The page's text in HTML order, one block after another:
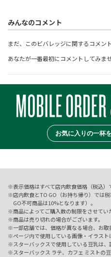
みんなのコメント
まだ、このビバレッジに関するコメン
あなたが一番最初にコメントしてみませ
お気に入りの一杯
表示価格はすべて店内飲食価格（税込）
店内飲食とTO GO（お持ち帰り）では
GO不可商品は10%となります）。
商品によってご購入数の制限をさせてい
商品は売り切れの場合がございます。
一部店舗では、価格が異なる場合、お取
ページ内で使用している画像・イラスト
スターバックスで使用している豆乳は、
スターバックス ラテ、カフェ ミストの